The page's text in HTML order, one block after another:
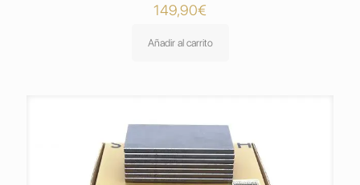
149,90€
Añadir al carrito